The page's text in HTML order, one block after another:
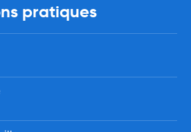
pratiques